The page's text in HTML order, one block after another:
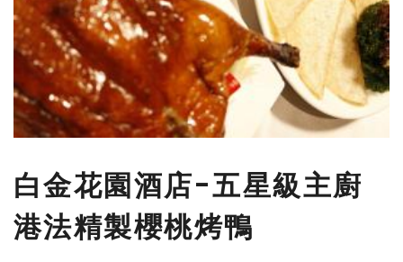
白金花園酒店-五星級主廚
港法精製櫻桃烤鴨